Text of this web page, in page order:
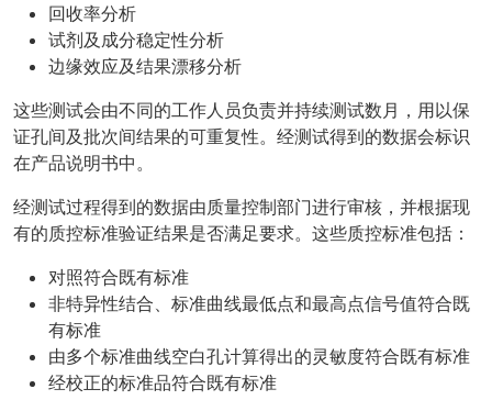
回收率分析
试剂及成分稳定性分析
边缘效应及结果漂移分析
这些测试会由不同的工作人员负责并持续测试数月，用以保
证孔间及批次间结果的可重复性。经测试得到的数据会标识
在产品说明书中。
经测试过程得到的数据由质量控制部门进行审核，并根据现
有的质控标准验证结果是否满足要求。这些质控标准包括：
对照符合既有标准
非特异性结合、标准曲线最低点和最高点信号值符合既
有标准
由多个标准曲线空白孔计算得出的灵敏度符合既有标准
经校正的标准品符合既有标准